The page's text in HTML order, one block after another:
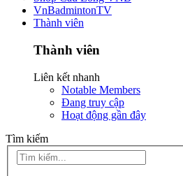
VnBadmintonTV
Thành viên
Thành viên
Liên kết nhanh
Notable Members
Đang truy cập
Hoạt động gần đây
Tìm kiếm